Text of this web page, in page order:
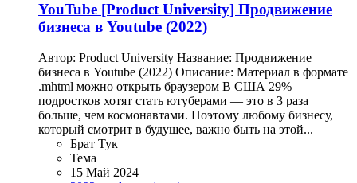
YouTube [Product University] Продвижение
бизнеса в Youtube (2022)
Автор: Product University Название: Продвижение
бизнеса в Youtube (2022) Описание: Материал в формате
.mhtml можно открыть браузером В США 29%
подростков хотят стать ютуберами — это в 3 раза
больше, чем космонавтами. Поэтому любому бизнесу,
который смотрит в будущее, важно быть на этой...
Брат Тук
Тема
15 Май 2024